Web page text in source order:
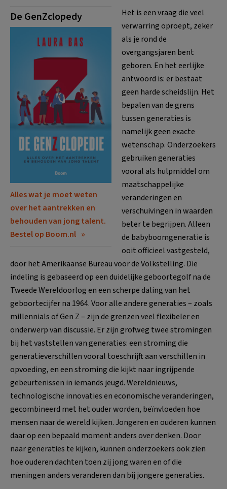
De GenZclopedy
Alles wat je moet weten
over het aantrekken en
behouden van jong talent.
Bestel op Boom.nl
Het is een vraag die veel
verwarring oproept, zeker
als je rond de
overgangsjaren bent
geboren. En het eerlijke
antwoord is: er bestaat
geen harde scheidslijn. Het
bepalen van de grens
tussen generaties is
namelijk geen exacte
wetenschap. Onderzoekers
gebruiken generaties
vooral als hulpmiddel om
maatschappelijke
veranderingen en
verschuivingen in waarden
beter te begrijpen. Alleen
de babyboomgeneratie is
ooit officieel vastgesteld,
door het Amerikaanse Bureau voor de Volkstelling. Die
indeling is gebaseerd op een duidelijke geboortegolf na de
Tweede Wereldoorlog en een scherpe daling van het
geboortecijfer na 1964. Voor alle andere generaties – zoals
millennials of Gen Z – zijn de grenzen veel flexibeler en
onderwerp van discussie. Er zijn grofweg twee stromingen
bij het vaststellen van generaties: een stroming die
generatieverschillen vooral toeschrijft aan verschillen in
opvoeding, en een stroming die kijkt naar ingrijpende
gebeurtenissen in iemands jeugd. Wereldnieuws,
technologische innovaties en economische veranderingen,
gecombineerd met het ouder worden, beïnvloeden hoe
mensen naar de wereld kijken. Jongeren en ouderen kunnen
daar op een bepaald moment anders over denken. Door
naar generaties te kijken, kunnen onderzoekers ook zien
hoe ouderen dachten toen zij jong waren en of die
meningen anders veranderen dan bij jongere generaties.